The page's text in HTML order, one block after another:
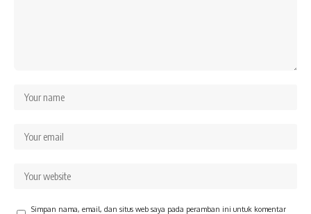
Simpan nama, email, dan situs web saya pada peramban ini untuk komentar